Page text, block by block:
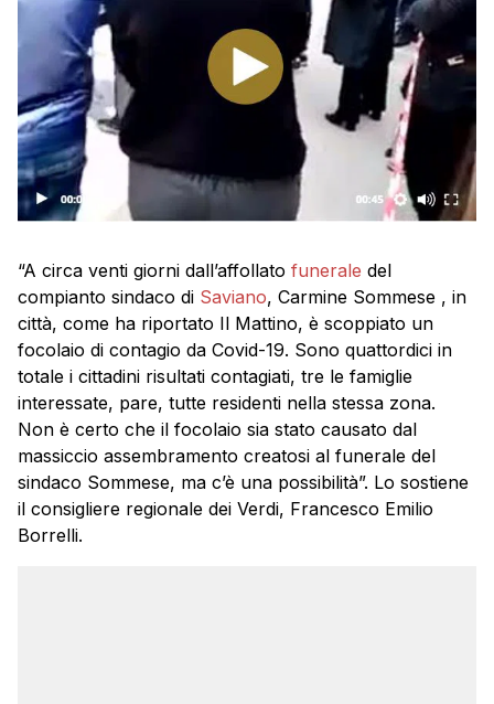
“A circa venti giorni dall’affollato funerale del
compianto sindaco di Saviano, Carmine Sommese , in
città, come ha riportato Il Mattino, è scoppiato un
focolaio di contagio da Covid-19. Sono quattordici in
totale i cittadini risultati contagiati, tre le famiglie
interessate, pare, tutte residenti nella stessa zona.
Non è certo che il focolaio sia stato causato dal
massiccio assembramento creatosi al funerale del
sindaco Sommese, ma c’è una possibilità”. Lo sostiene
il consigliere regionale dei Verdi, Francesco Emilio
Borrelli.